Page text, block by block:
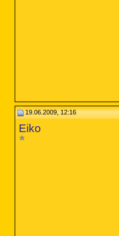
19.06.2009, 12:16
Eiko